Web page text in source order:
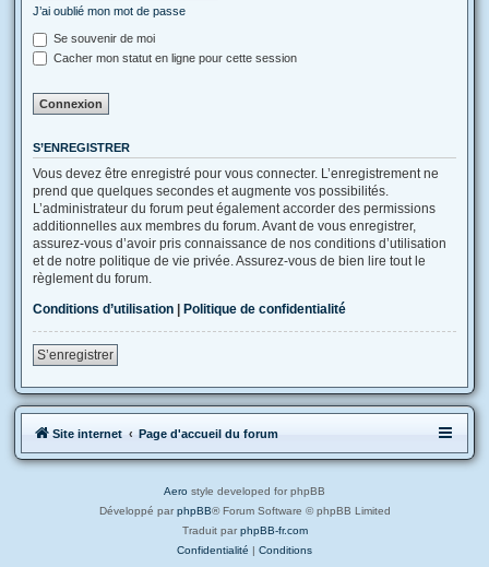
J’ai oublié mon mot de passe
Se souvenir de moi
Cacher mon statut en ligne pour cette session
S’ENREGISTRER
Vous devez être enregistré pour vous connecter. L’enregistrement ne
prend que quelques secondes et augmente vos possibilités.
L’administrateur du forum peut également accorder des permissions
additionnelles aux membres du forum. Avant de vous enregistrer,
assurez-vous d’avoir pris connaissance de nos conditions d’utilisation
et de notre politique de vie privée. Assurez-vous de bien lire tout le
règlement du forum.
Conditions d’utilisation | Politique de confidentialité
S’enregistrer
Site internet Page d'accueil du forum
Aero style developed for phpBB
Développé par phpBB® Forum Software © phpBB Limited
Traduit par phpBB-fr.com
Confidentialité | Conditions